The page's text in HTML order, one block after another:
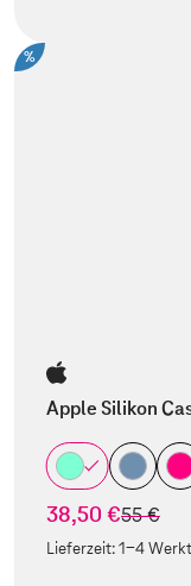
%
Apple Silikon
38,50 €statt
55 €
Lieferzeit:1-4